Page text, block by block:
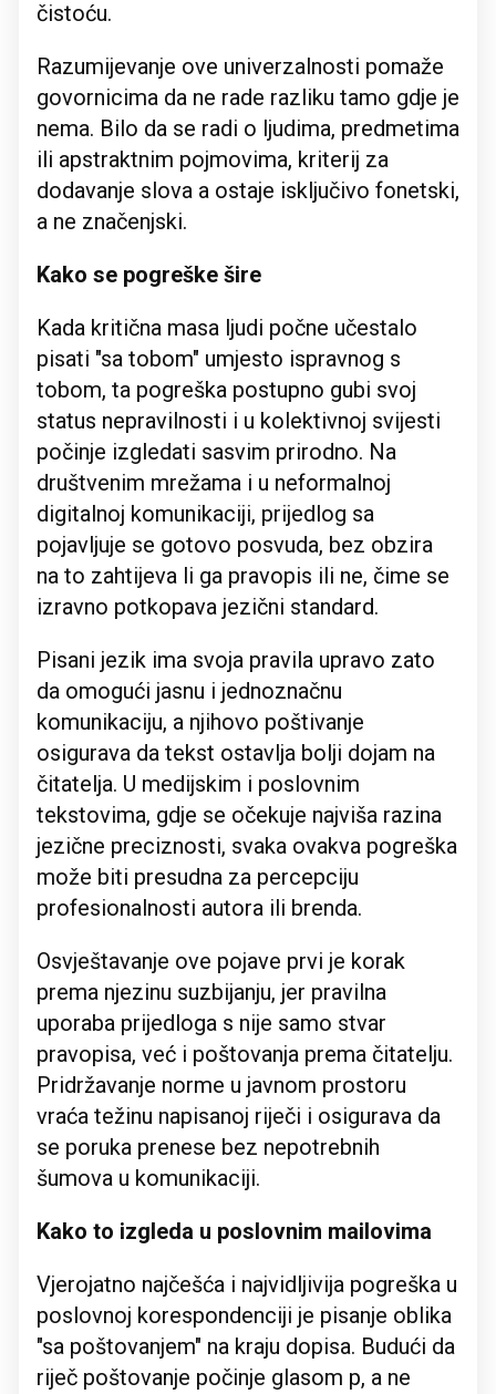
čistoću.
Razumijevanje ove univerzalnosti pomaže
govornicima da ne rade razliku tamo gdje je
nema. Bilo da se radi o ljudima, predmetima
ili apstraktnim pojmovima, kriterij za
dodavanje slova a ostaje isključivo fonetski,
a ne značenjski.
Kako se pogreške šire
Kada kritična masa ljudi počne učestalo
pisati "sa tobom" umjesto ispravnog s
tobom, ta pogreška postupno gubi svoj
status nepravilnosti i u kolektivnoj svijesti
počinje izgledati sasvim prirodno. Na
društvenim mrežama i u neformalnoj
digitalnoj komunikaciji, prijedlog sa
pojavljuje se gotovo posvuda, bez obzira
na to zahtijeva li ga pravopis ili ne, čime se
izravno potkopava jezični standard.
Pisani jezik ima svoja pravila upravo zato
da omogući jasnu i jednoznačnu
komunikaciju, a njihovo poštivanje
osigurava da tekst ostavlja bolji dojam na
čitatelja. U medijskim i poslovnim
tekstovima, gdje se očekuje najviša razina
jezične preciznosti, svaka ovakva pogreška
može biti presudna za percepciju
profesionalnosti autora ili brenda.
Osvještavanje ove pojave prvi je korak
prema njezinu suzbijanju, jer pravilna
uporaba prijedloga s nije samo stvar
pravopisa, već i poštovanja prema čitatelju.
Pridržavanje norme u javnom prostoru
vraća težinu napisanoj riječi i osigurava da
se poruka prenese bez nepotrebnih
šumova u komunikaciji.
Kako to izgleda u poslovnim mailovima
Vjerojatno najčešća i najvidljivija pogreška u
poslovnoj korespondenciji je pisanje oblika
"sa poštovanjem" na kraju dopisa. Budući da
riječ poštovanje počinje glasom p, a ne